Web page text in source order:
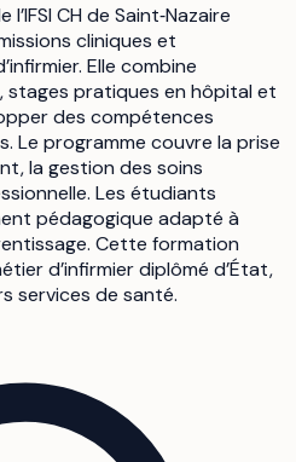
CH de Saint‑Nazaire
cliniques et
Elle combine
stages pratiques en hôpital et
des compétences
Le programme couvre la prise
la gestion des soins
Les étudiants
pédagogique adapté à
Cette formation
d’infirmier diplômé d’État,
services de santé.